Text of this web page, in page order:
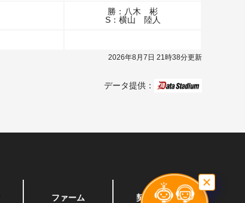
勝：八木 彬
S：横山 陸人
2026年8月7日 21時38分更新
データ提供：
ファーム 契約者特典